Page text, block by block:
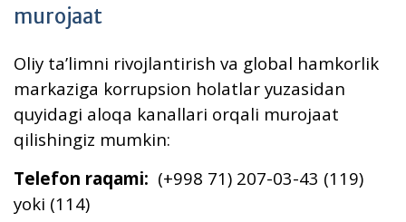
murojaat
Oliy taʼlimni rivojlantirish va global hamkorlik
markaziga korrupsion holatlar yuzasidan
quyidagi aloqa kanallari orqali murojaat
qilishingiz mumkin:
Telefon raqami: (+998 71) 207-03-43 (119)
yoki (114)